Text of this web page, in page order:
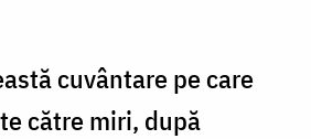
cuvântare pe care
către miri, după